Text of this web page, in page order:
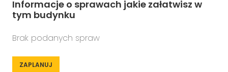
Informacje o sprawach jakie załatwisz w
tym budynku
Brak podanych spraw
ZAPLANUJ